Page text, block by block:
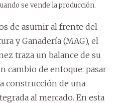
se vende la producción.
de asumir al frente del
y Ganadería (MAG), el
traza un balance de su
cambio de enfoque: pasar
construcción de una
al mercado. En esta